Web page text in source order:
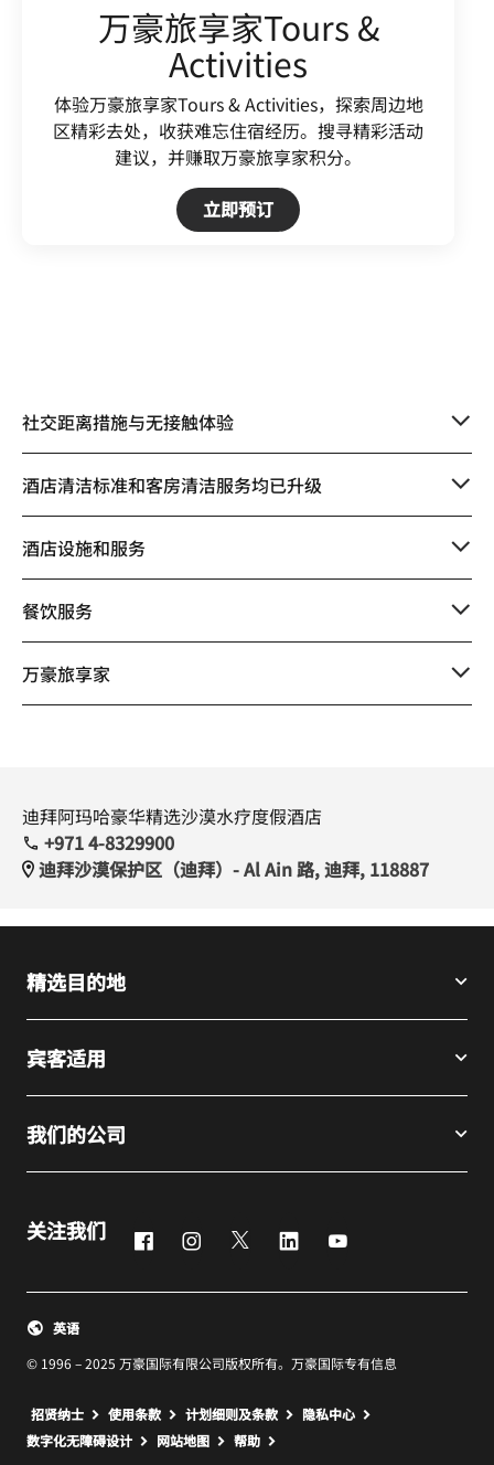
万豪旅享家Tours &
Activities
体验万豪旅享家Tours & Activities，探索周边地
区精彩去处，收获难忘住宿经历。搜寻精彩活动
建议，并赚取万豪旅享家积分。
立即预订Open in New Tab
社交距离措施与无接触体验
酒店清洁标准和客房清洁服务均已升级
酒店设施和服务
餐饮服务
万豪旅享家
迪拜阿玛哈豪华精选沙漠水疗度假酒店
+971 4-8329900
迪拜沙漠保护区（迪拜）- Al Ain 路, 迪拜, 118887
精选目的地
宾客适用
我们的公司
关注我们 FacebookInstagram
Twitter LinkedIn
© 1996 – 2025 万豪国际有限公司版权所有。万豪国际专有信息
英语
招贤纳士 使用条款 计划细则及条款
隐私中心
数字化无障碍设计
网站地图 打开新窗口
帮助